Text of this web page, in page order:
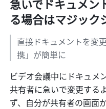
急いでドキュメン
る場合はマジック
直接ドキュメントを変
携」が簡単に
ビデオ会議中にドキュメ
共有者に急いで変更する
ず、自分が共有者の画面